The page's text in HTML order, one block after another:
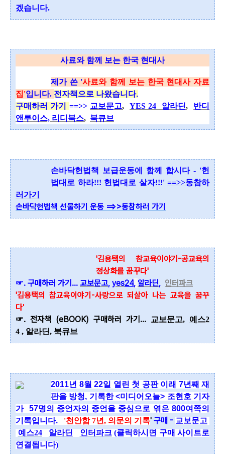
겠습니다.
사료와 함께 보는 한국 현대사
제가 쓴 '사료와 함께 보는 한국 현대사 자료
집'입니다. 전자책으로 나왔습니다.
구매하러 가기 ==>> 교보문고,YES 24 알라딘, 반디
앤루이스, 리디북스, 북큐브
손바닥헌법책 보급운동에 함께 합시다 - '헌
법대로 하라!!! 헌법대로 살자!!!' ==>>동참하
러가기
손바닥헌법책 선물하기 운동 ==>>동참하러 가기
'김용택의 참교육이야기-공교육의
정상화를 꿈꾸다'
☞. 구매하러 가기... 교보문고, yes24, 알라딘, 인터파크
'김용택의 참교육이야기-사랑으로 되살아 나는 교육을 꿈꾸
다'
☞. 전자책 (eBOOK) 구매하러 가기...
교보문고, 예스2
4 , 알라딘, 북큐브
2011년 8월 22일 열린 첫 공판 이래 7년째 재
판을 방청, 기록한 <미디어오늘> 조현호 기자
가 57명의 증언자의 증언을 중심으로 엮은 800여쪽의
기록입니다.
'천안함 7년, 의문의 기록' 구매 - 교보문고
예스24
알라딘 인터파크(클릭하시면 구매 사이트로
연결됩니다)